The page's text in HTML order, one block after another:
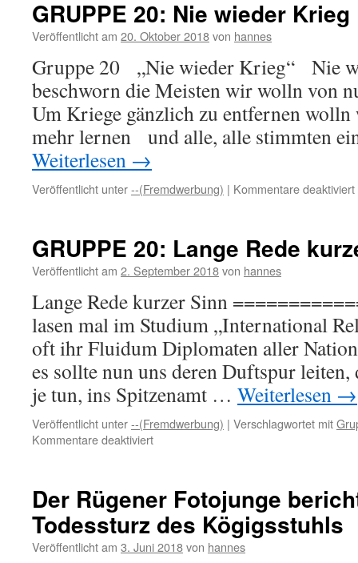
Armutsschaffungshohn
GRUPPE 20: Nie wieder Krieg
Veröffentlicht am 20. Oktober 2018von hannes
Gruppe 20 „Nie wieder Krieg“ Nie
beschworn die Meisten wir wolln von
Um Kriege gänzlich zu entfernen
mehr lernen und alle, alle stimmten
Weiterlesen →
Veröffentlicht unter--(Fremdwerbung) | Kommentare deaktiviert
GRUPPE 20: Lange Rede
Veröffentlicht am 2. September 2018von hannes
Lange Rede kurzer Sinn
lasen mal im Studium „International
oft ihr Fluidum Diplomaten aller
es sollte nun uns deren Duftspur
je tun, ins Spitzenamt … Weiterlesen →
Veröffentlicht unter--(Fremdwerbung) | Verschlagwortet mit
Kommentare deaktiviertfür
Rede
kurzer
Sinn
Der Rügener Fotojunge
Todessturz des Kögigsstuhls
Veröffentlicht am 3. Juni 2018von hannes